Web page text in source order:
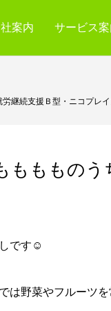
案内 サービス案
労継続支援Ｂ型・ニ
ももものう
です☺️
は野菜やフルーツ